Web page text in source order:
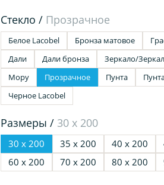
Стекло / Прозрачное
Белое Lacobel Бронза матовое
Дали
Дали бронза Зеркало/
Мору
Прозрачное Пунта
Черное Lacobel
Размеры / 30 х 200
30 х 200 35 х 200 40 х 200
60 х 200
70 х 200 80 х 200